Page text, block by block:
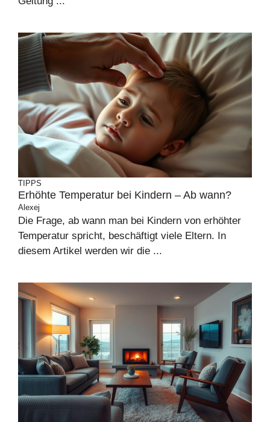
TIPPS
Erhöhte Temperatur bei Kindern – Ab wann?
Alexej
Die Frage, ab wann man bei Kindern von erhöhter
Temperatur spricht, beschäftigt viele Eltern. In
diesem Artikel werden wir die ...